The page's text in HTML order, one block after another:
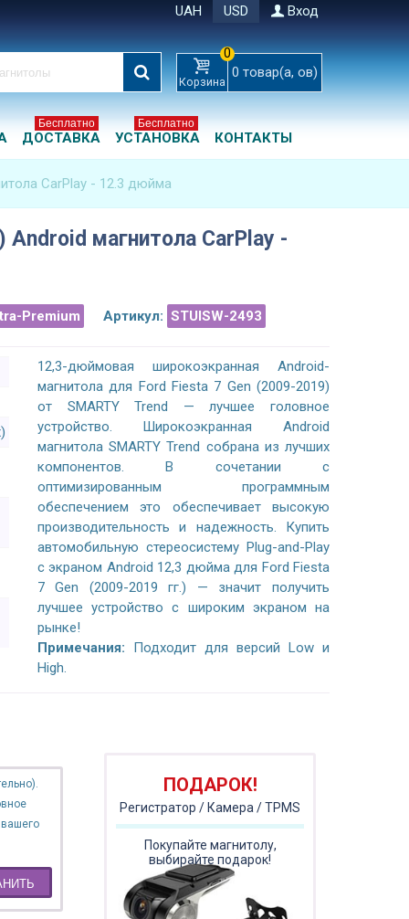
UAH USD Вход
Корзина
0
0 товар(а, ов)
ДОСТАВКА
Бесплатно
УСТАНОВКА
Бесплатно
КОНТАКТЫ
CarPlay - 12.3 дюйма
Android магнитола CarPlay -
Premium Артикул: STUISW-2493
12,3-дюймовая широкоэкранная Android-
магнитола для Ford Fiesta 7 Gen (2009-2019)
от SMARTY Trend — лучшее головное
устройство. Широкоэкранная Android
магнитола SMARTY Trend собрана из лучших
компонентов. В сочетании с
оптимизированным программным
обеспечением это обеспечивает высокую
производительность и надежность. Купить
автомобильную стереосистему Plug-and-Play
с экраном Android 12,3 дюйма для Ford Fiesta
7 Gen (2009-2019 гг.) — значит получить
лучшее устройство с широким экраном на
рынке!
Примечания: Подходит для версий Low и
High.
ПОДАРОК!
Регистратор / Камера / TPMS
Покупайте магнитолу,
выбирайте подарок!